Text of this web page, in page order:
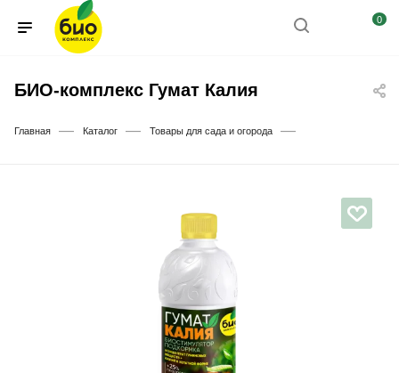
0
БИО-комплекс Гумат Калия
Главная — Каталог — Товары для сада и огорода —